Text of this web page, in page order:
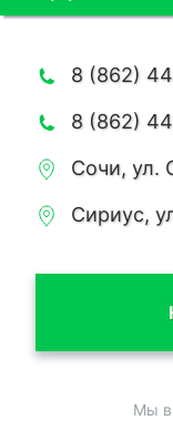
8 (862)
8 (862)
Сочи, ул.
Сириус,
Мы в